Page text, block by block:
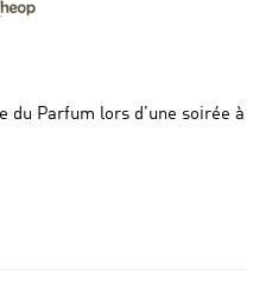
du Parfum lors d’une soirée à